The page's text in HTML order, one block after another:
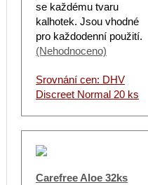
se každému tvaru
kalhotek. Jsou vhodné
pro každodenní použití.
(Nehodnoceno)
Srovnání cen: DHV
Discreet Normal 20 ks
Carefree Aloe 32ks